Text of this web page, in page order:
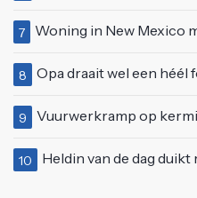
7 Woning in New Mexico
8 Opa draait wel een héél fout
9 Vuurwerkramp op kermis
10 Heldin van de dag duikt riool in